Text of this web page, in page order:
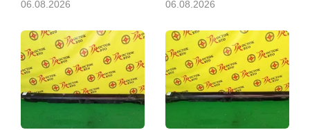
06.08.2026
06.08.2026